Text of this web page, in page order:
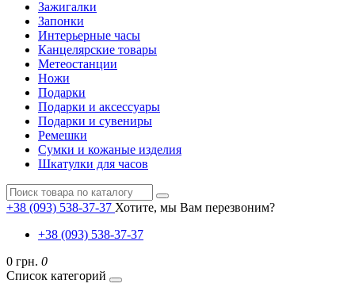
Зажигалки
Запонки
Интерьерные часы
Канцелярские товары
Метеостанции
Ножи
Подарки
Подарки и аксессуары
Подарки и сувениры
Ремешки
Сумки и кожаные изделия
Шкатулки для часов
+38 (093) 538-37-37 Хотите, мы Вам перезвоним?
+38 (093) 538-37-37
0 грн. 0
Список категорий